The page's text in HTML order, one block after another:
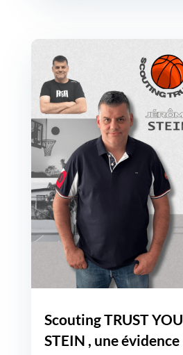
Scouting TRUST
STEIN , une évidence